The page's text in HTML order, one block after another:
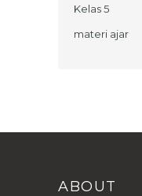
Kelas 5
materi ajar
ABOUT